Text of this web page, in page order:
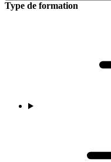
Type de formation